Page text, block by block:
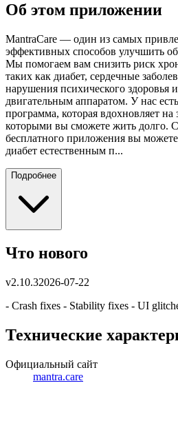
Об этом приложении
MantraCare — один из самых
эффективных способов улучшить
Мы помогаем вам снизить риск
таких как диабет, сердечные
нарушения психического здоровья
двигательным аппаратом. У нас
программа, которая вдохновляет
которыми вы сможете жить долго.
бесплатного приложения вы
диабет естественным п...
Подробнее
Что нового
v2.10.32026-07-22
- Crash fixes - Stability fixes - UI
Технические
Официальный сайт
mantra.care